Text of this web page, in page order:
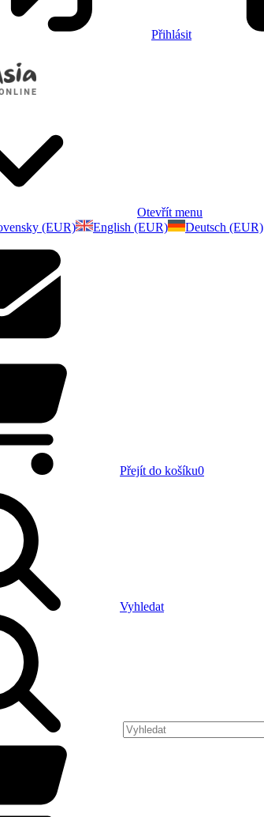
Přihlásit
Otevřít menu
(EUR) English (EUR) Deutsch (EUR)
Přejít do košíku0
Vyhledat